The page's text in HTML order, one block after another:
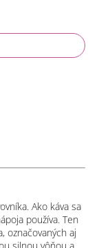
Ako káva sa
používa. Ten
označovaných aj